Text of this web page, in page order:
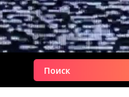
Найти: